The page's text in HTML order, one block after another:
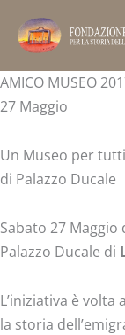
content
AMICO MUSEO
27 Maggio
Un Museo per
di Palazzo Ducale
Sabato 27 Maggio
Palazzo Ducale di
L’iniziativa è
la storia